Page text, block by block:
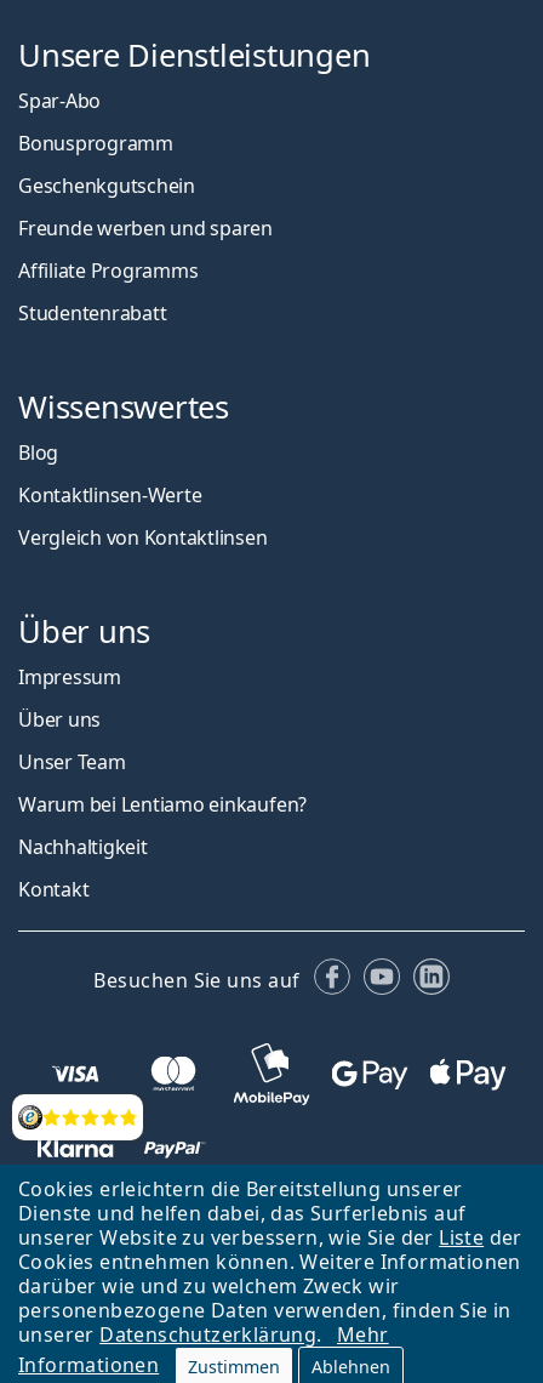
Cookies erleichtern die Bereitstellung unserer
Dienste und helfen dabei, das Surferlebnis auf
unserer Website zu verbessern, wie Sie der Liste der
Cookies entnehmen können. Weitere Informationen
darüber wie und zu welchem Zweck wir
personenbezogene Daten verwenden, finden Sie in
unserer Datenschutzerklärung.
Mehr
Informationen
Zustimmen Ablehnen
Bewertung
Unsere Dienstleistungen
Spar-Abo
Bonusprogramm
Geschenkgutschein
Freunde werben und sparen
Affiliate Programms
Studentenrabatt
Wissenswertes
Blog
Kontaktlinsen-Werte
Vergleich von Kontaktlinsen
Über uns
Impressum
Über uns
Unser Team
Warum bei Lentiamo einkaufen?
Nachhaltigkeit
Kontakt
Besuchen Sie uns auf Facebook
YouTubeLinkedIn
Zurück zur Hauptseite
Nach oben
Lentiamo s.r.o., Tschechien ist Eigentümer und Betreiber des Online-
Shops Lentiamo.de
Seit 18 Jahren sind wir für Sie da.